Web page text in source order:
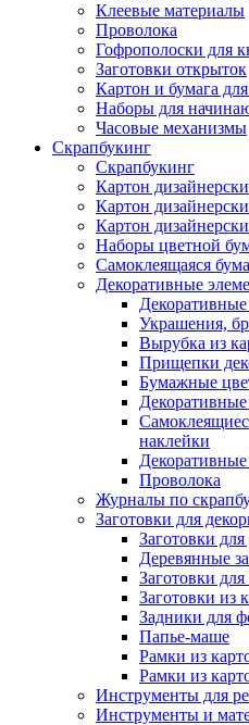
Клеевые материалы
Проволока
Гофрополоски для
Заготовки открыток
Картон и бумага
Наборы для
Часовые механизмы
Скрапбукинг
Скрапбукинг
Картон
Картон
Картон
Наборы цветной
Самоклеящаяся
Декоративные
Украшения,
Вырубка из
Прищепки
Бумажные
наклейки
Проволока
Журналы по
Заготовки для
Заготовки
Деревянные
Заготовки
Заготовки из
Задники для
Папье-маше
Рамки из
Рамки из
Инструменты для
Инструменты и